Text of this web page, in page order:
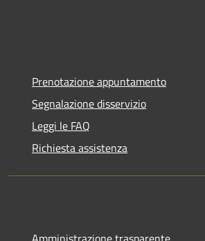
Prenotazione appuntamento
Segnalazione disservizio
Leggi le FAQ
Richiesta assistenza